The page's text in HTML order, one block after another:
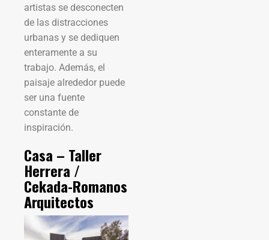
artistas se desconecten
de las distracciones
urbanas y se dediquen
enteramente a su
trabajo. Además, el
paisaje alrededor puede
ser una fuente
constante de
inspiración.
Casa – Taller
Herrera /
Cekada-Romanos
Arquitectos